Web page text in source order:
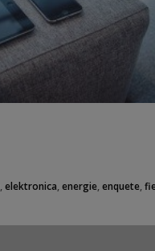
,elektronica,energie,enquete,